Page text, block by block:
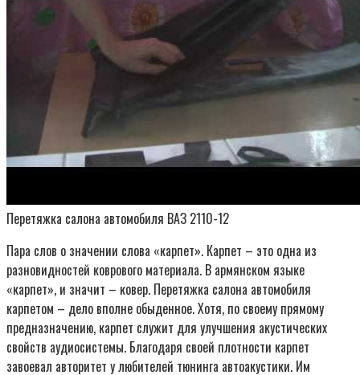
Перетяжка салона автомобиля ВАЗ 2110-12
Пара слов о значении слова «карпет». Карпет – это одна из
разновидностей коврового материала. В армянском языке
«карпет», и значит – ковер. Перетяжка салона автомобиля
карпетом – дело вполне обыденное. Хотя, по своему прямому
предназначению, карпет служит для улучшения акустических
свойств аудиосистемы. Благодаря своей плотности карпет
завоевал авторитет у любителей тюнинга автоакустики. Им